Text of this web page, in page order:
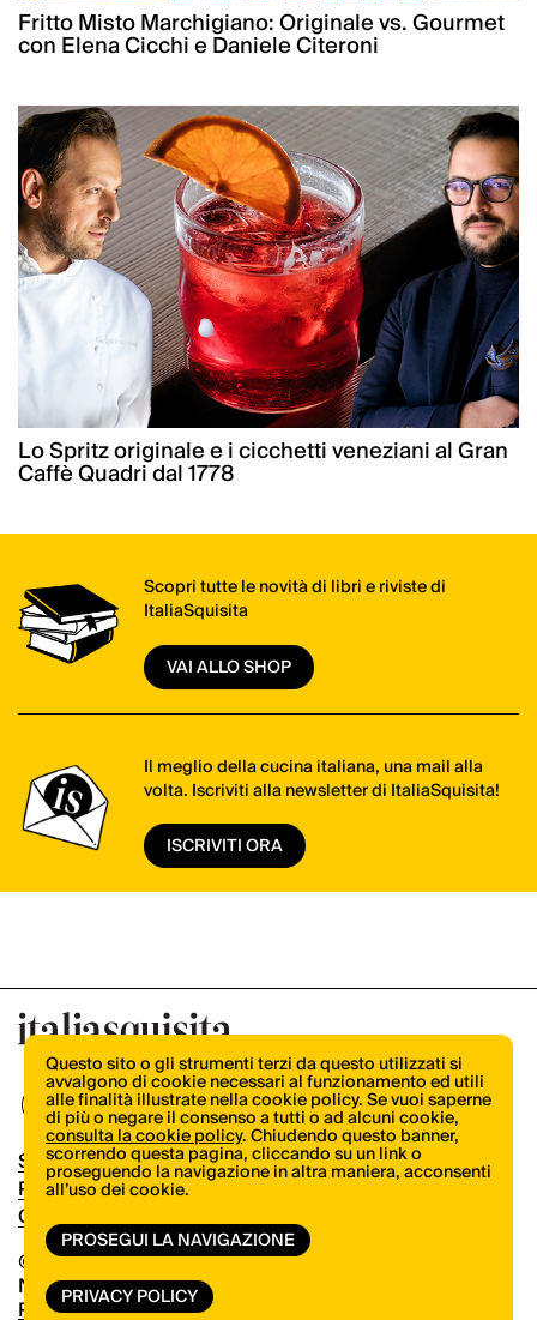
Fritto Misto Marchigiano: Originale vs. Gourmet
con Elena Cicchi e Daniele Citeroni
Lo Spritz originale e i cicchetti veneziani al Gran
Caffè Quadri dal 1778
Scopri tutte le novità di libri e riviste di
ItaliaSquisita
VAI ALLO SHOP
Il meglio della cucina italiana, una mail alla
volta. Iscriviti alla newsletter di ItaliaSquisita!
ISCRIVITI ORA
© Copyright 2026.Vertical.it
N.ro Iscrizione ROC 32504
Privacy Policy
Shop
Pubblicità
Contatti
Questo sito o gli strumenti terzi da questo utilizzati si
avvalgono di cookie necessari al funzionamento ed utili
alle finalità illustrate nella cookie policy. Se vuoi saperne
di più o negare il consenso a tutti o ad alcuni cookie,
consulta la cookie policy. Chiudendo questo banner,
scorrendo questa pagina, cliccando su un link o
proseguendo la navigazione in altra maniera, acconsenti
all’uso dei cookie.
PROSEGUI LA NAVIGAZIONE
PRIVACY POLICY